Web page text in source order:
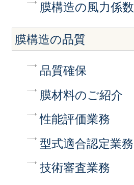
膜構造の風力係数
膜構造の品質
品質確保
膜材料のご紹介
性能評価業務
型式適合認定業務
技術審査業務